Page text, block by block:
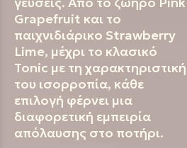
Grapefruit και το
παιχνιδιάρικο Strawberry
Lime, μέχρι το κλασικό
Tonic με τη χαρακτηριστική
του ισορροπία, κάθε
επιλογή φέρνει μια
διαφορετική εμπειρία
απόλαυσης στο ποτήρι.